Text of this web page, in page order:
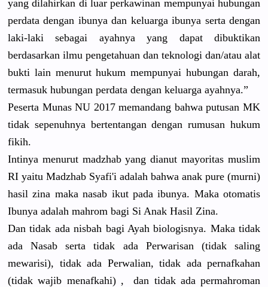
yang dilahirkan di luar perkawinan mempunyai hubungan
perdata dengan ibunya dan keluarga ibunya serta dengan
laki-laki sebagai ayahnya yang dapat dibuktikan
berdasarkan ilmu pengetahuan dan teknologi dan/atau alat
bukti lain menurut hukum mempunyai hubungan darah,
termasuk hubungan perdata dengan keluarga ayahnya.”
Peserta Munas NU 2017 memandang bahwa putusan MK
tidak sepenuhnya bertentangan dengan rumusan hukum
fikih.
Intinya menurut madzhab yang dianut mayoritas muslim
RI yaitu Madzhab Syafi'i adalah bahwa anak pure (murni)
hasil zina maka nasab ikut pada ibunya. Maka otomatis
Ibunya adalah mahrom bagi Si Anak Hasil Zina.
Dan tidak ada nisbah bagi Ayah biologisnya. Maka tidak
ada Nasab serta tidak ada Perwarisan (tidak saling
mewarisi), tidak ada Perwalian, tidak ada pernafkahan
(tidak wajib menafkahi) , dan tidak ada permahroman